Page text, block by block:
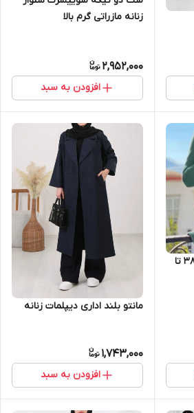
زنانه مازراتی گرم بالا
2,952,000
افزودن به سبد
پالتو کتی کوتاه فوتر سایز ۳۸ تا
مانتو بلند اداری دیپلمات زنانه
1,743,000
افزودن به سبد